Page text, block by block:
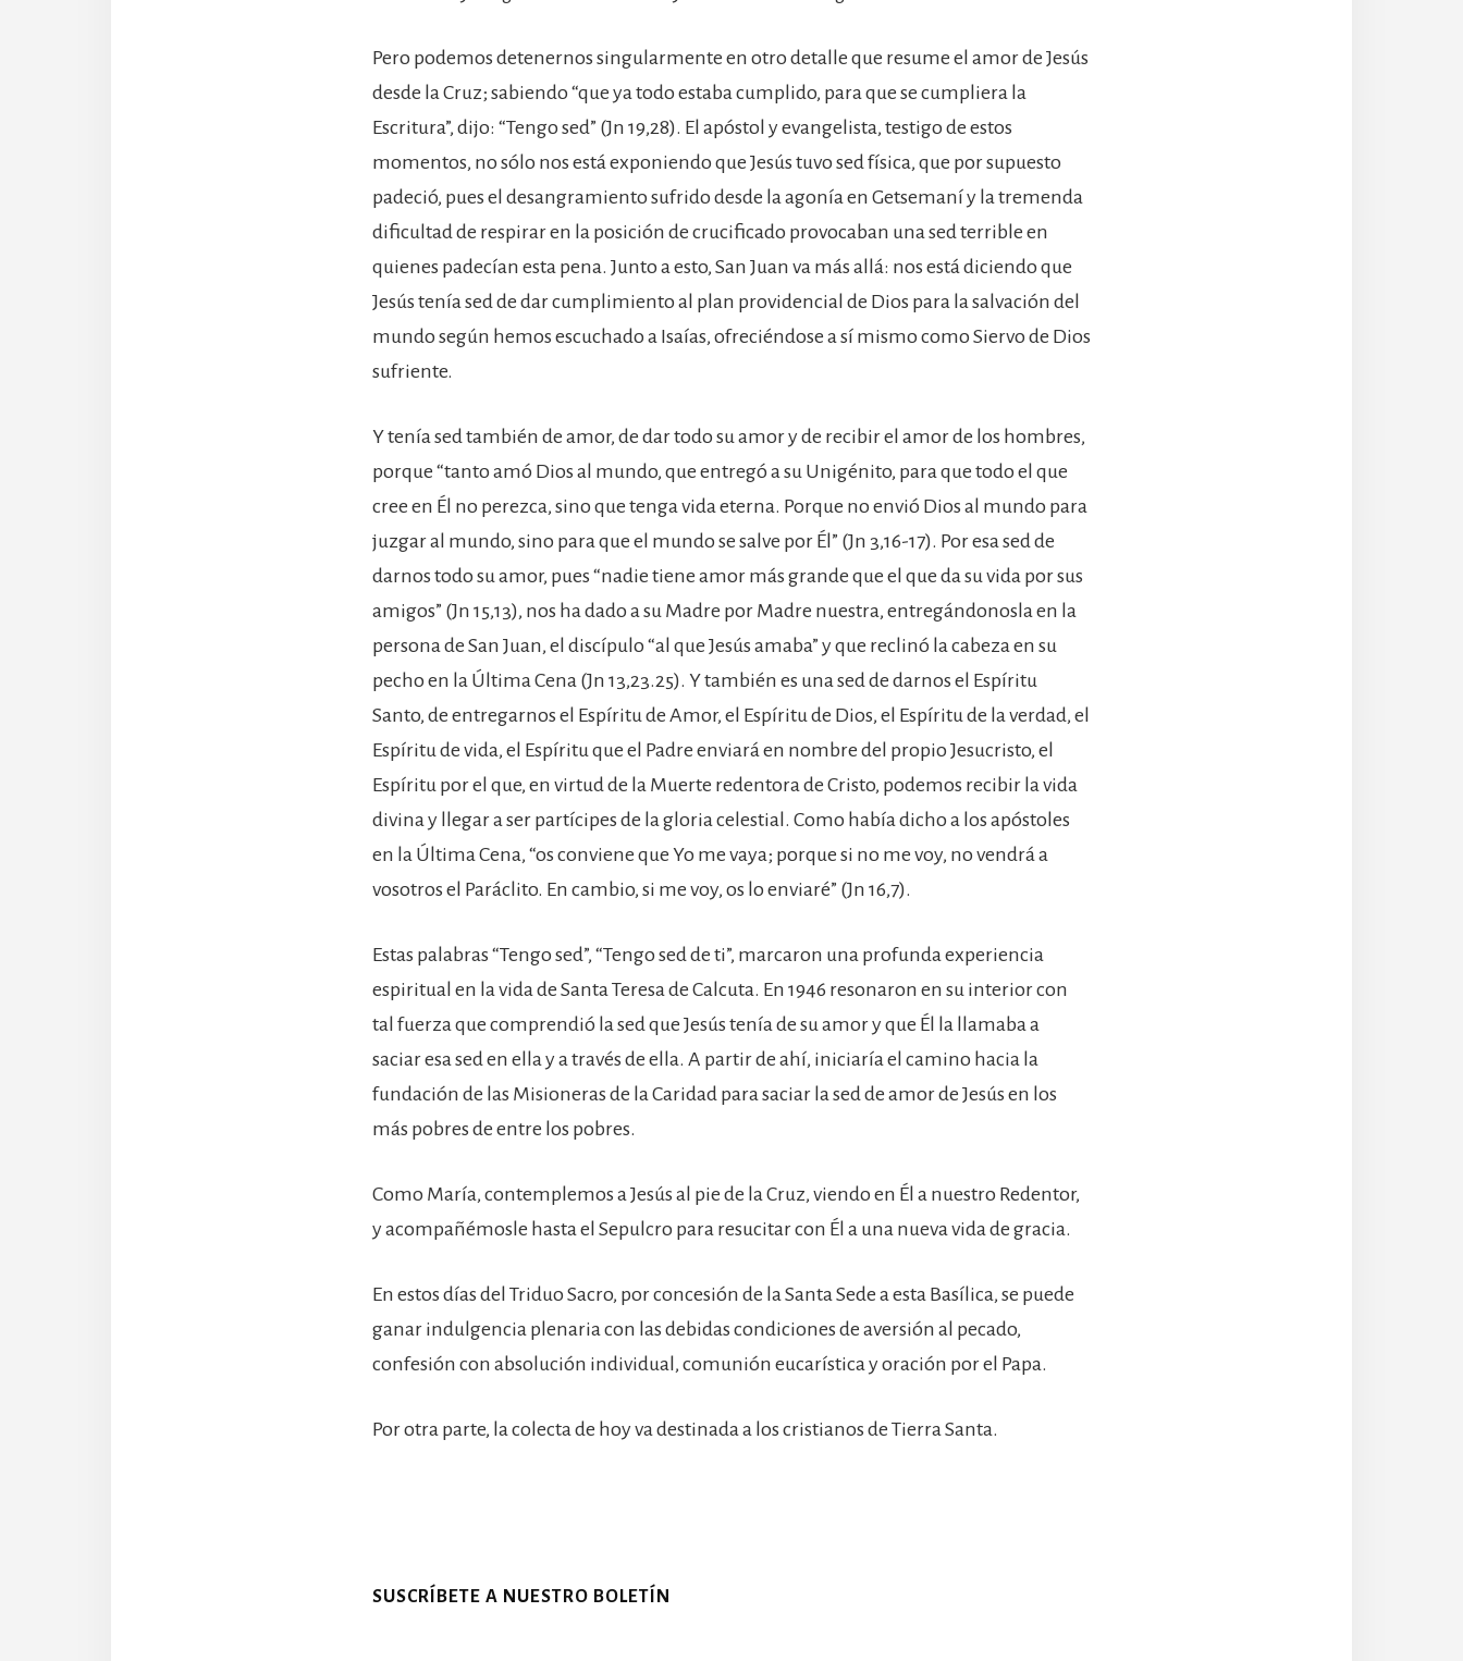
Pero podemos detenernos singularmente en otro detalle que resume el amor de Jesús
desde la Cruz; sabiendo “que ya todo estaba cumplido, para que se cumpliera la
Escritura”, dijo: “Tengo sed” (Jn 19,28). El apóstol y evangelista, testigo de estos
momentos, no sólo nos está exponiendo que Jesús tuvo sed física, que por supuesto
padeció, pues el desangramiento sufrido desde la agonía en Getsemaní y la tremenda
dificultad de respirar en la posición de crucificado provocaban una sed terrible en
quienes padecían esta pena. Junto a esto, San Juan va más allá: nos está diciendo que
Jesús tenía sed de dar cumplimiento al plan providencial de Dios para la salvación del
mundo según hemos escuchado a Isaías, ofreciéndose a sí mismo como Siervo de Dios
sufriente.
Y tenía sed también de amor, de dar todo su amor y de recibir el amor de los hombres,
porque “tanto amó Dios al mundo, que entregó a su Unigénito, para que todo el que
cree en Él no perezca, sino que tenga vida eterna. Porque no envió Dios al mundo para
juzgar al mundo, sino para que el mundo se salve por Él” (Jn 3,16-17). Por esa sed de
darnos todo su amor, pues “nadie tiene amor más grande que el que da su vida por sus
amigos” (Jn 15,13), nos ha dado a su Madre por Madre nuestra, entregándonosla en la
persona de San Juan, el discípulo “al que Jesús amaba” y que reclinó la cabeza en su
pecho en la Última Cena (Jn 13,23.25). Y también es una sed de darnos el Espíritu
Santo, de entregarnos el Espíritu de Amor, el Espíritu de Dios, el Espíritu de la verdad, el
Espíritu de vida, el Espíritu que el Padre enviará en nombre del propio Jesucristo, el
Espíritu por el que, en virtud de la Muerte redentora de Cristo, podemos recibir la vida
divina y llegar a ser partícipes de la gloria celestial. Como había dicho a los apóstoles
en la Última Cena, “os conviene que Yo me vaya; porque si no me voy, no vendrá a
vosotros el Paráclito. En cambio, si me voy, os lo enviaré” (Jn 16,7).
Estas palabras “Tengo sed”, “Tengo sed de ti”, marcaron una profunda experiencia
espiritual en la vida de Santa Teresa de Calcuta. En 1946 resonaron en su interior con
tal fuerza que comprendió la sed que Jesús tenía de su amor y que Él la llamaba a
saciar esa sed en ella y a través de ella. A partir de ahí, iniciaría el camino hacia la
fundación de las Misioneras de la Caridad para saciar la sed de amor de Jesús en los
más pobres de entre los pobres.
Como María, contemplemos a Jesús al pie de la Cruz, viendo en Él a nuestro Redentor,
y acompañémosle hasta el Sepulcro para resucitar con Él a una nueva vida de gracia.
En estos días del Triduo Sacro, por concesión de la Santa Sede a esta Basílica, se puede
ganar indulgencia plenaria con las debidas condiciones de aversión al pecado,
confesión con absolución individual, comunión eucarística y oración por el Papa.
Por otra parte, la colecta de hoy va destinada a los cristianos de Tierra Santa.
SUSCRÍBETE A NUESTRO BOLETÍN